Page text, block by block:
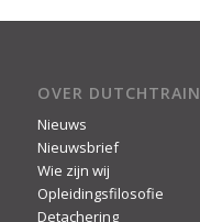
OVER DUTCHTRAIN
Nieuws
Nieuwsbrief
Wie zijn wij
Opleidingsfilosofie
Detachering